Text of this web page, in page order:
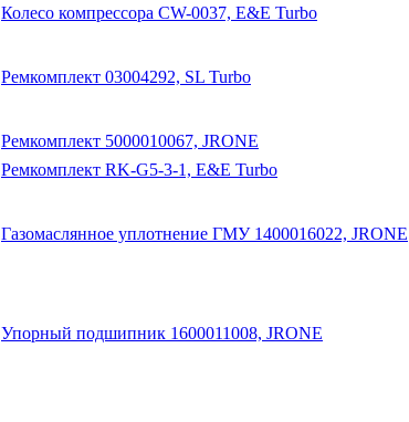
Колесо компрессора CW-0037, E&E Turbo
Ремкомплект 03004292, SL Turbo
Ремкомплект 5000010067, JRONE
Ремкомплект RK-G5-3-1, E&E Turbo
Газомаслянное уплотнение ГМУ 1400016022, JRONE
Упорный подшипник 1600011008, JRONE